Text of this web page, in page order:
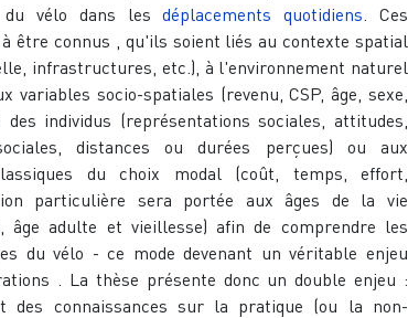
du vélo dans lesdéplacements quotidiens . Ces
être connus , qu'ils soient liés au contexte spatial
infrastructures, etc.), à l'environnement naturel
variables socio-spatiales (revenu, CSP, âge, sexe,
individus (représentations sociales, attitudes,
distances ou durées perçues) ou aux
du choix modal (coût, temps, effort,
particulière sera portée aux âges de la vie
âge adulte et vieillesse) afin de comprendre les
du vélo - ce mode devenant un véritable enjeu
. La thèse présente donc un double enjeu :
des connaissances sur la pratique (ou la non-